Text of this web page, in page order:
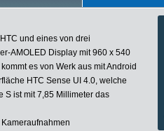
und eines von drei
AMOLED Display mit 960 x 540
es von Werk aus mit Android
HTC Sense UI 4.0, welche
S ist mit 7,85 Millimeter das